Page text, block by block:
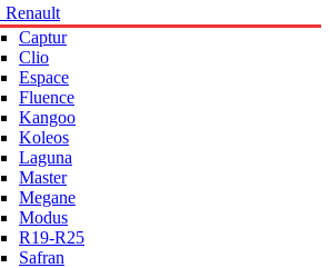
Renault
Captur
Clio
Espace
Fluence
Kangoo
Koleos
Laguna
Master
Megane
Modus
R19-R25
Safran